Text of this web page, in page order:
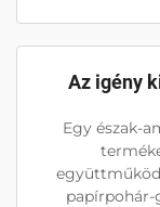
Az igény
Egy észak-
papírpohár-